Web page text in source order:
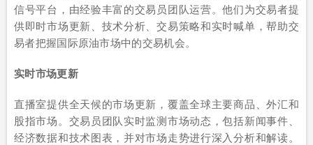
信号平台，由经验丰富的交易员团队运营。他们为交易者提
供即时市场更新、技术分析、交易策略和实时喊单，帮助交
易者把握国际原油市场中的交易机会。
实时市场更新
直播室提供全天候的市场更新，覆盖全球主要商品、外汇和
股指市场。交易员团队实时监测市场动态，包括新闻事件、
经济数据和技术图表，并对市场走势进行深入分析和解读。